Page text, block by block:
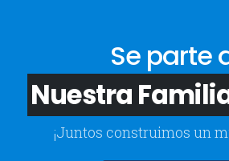
Se parte
Nuestra
¡Juntos construimos un